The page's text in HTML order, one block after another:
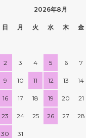
2026年8月
日 月 火 水 木 金
2 3 4 5 6 7
9 10 11 12 13 14
16 17 18 19 20 21
23 24 25 26 27 28
30 31